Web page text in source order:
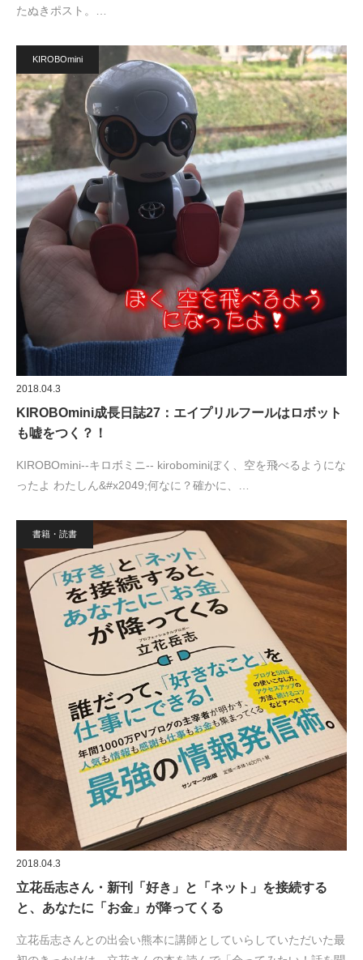
たぬきポスト。…
KIROBOmini
2018.04.3
KIROBOmini成長日誌27：エイプリルフールはロボット
も嘘をつく？！
KIROBOmini--キロボミニ-- kirobominiぼく、空を飛べるようにな
ったよ わたしん&#x2049;何なに？確かに、…
書籍・読書
2018.04.3
立花岳志さん・新刊「好き」と「ネット」を接続する
と、あなたに「お金」が降ってくる
立花岳志さんとの出会い熊本に講師としていらしていただいた最